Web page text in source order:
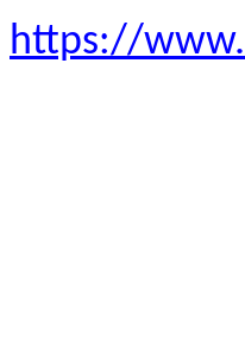
https://